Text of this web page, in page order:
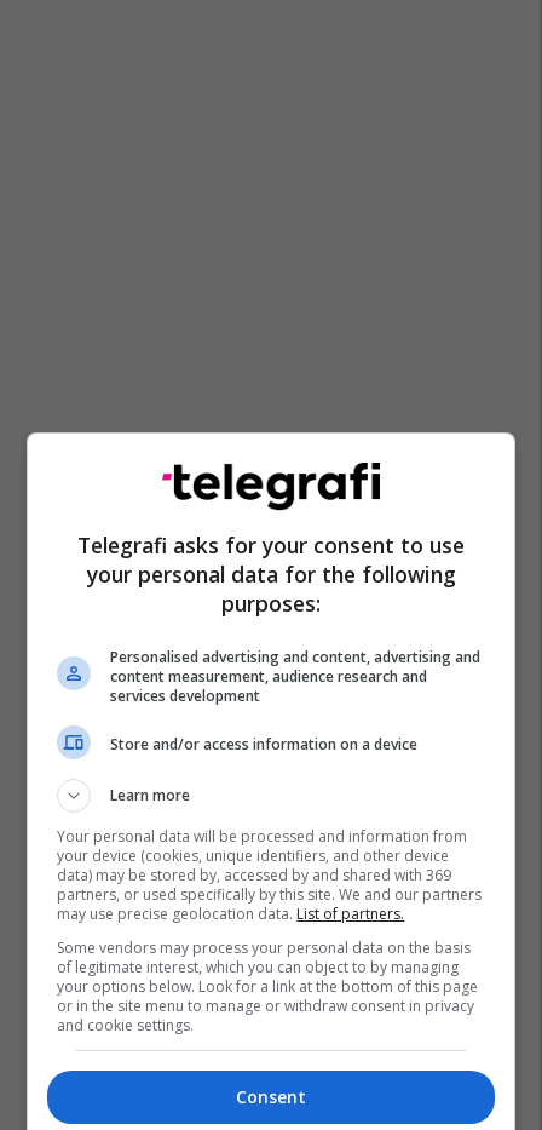
Ministria E Arsimit Dhe Shkencës - Maqedoni
Telegrafi asks for your consent to use
your personal data for the following
purposes:
Personalised advertising and content, advertising and
content measurement, audience research and
services development
Store and/or access information on a device
Learn more
Your personal data will be processed and information from
your device (cookies, unique identifiers, and other device
data) may be stored by, accessed by and shared with 369
partners, or used specifically by this site. We and our partners
may use precise geolocation data. List of partners.
Some vendors may process your personal data on the basis
of legitimate interest, which you can object to by managing
your options below. Look for a link at the bottom of this page
or in the site menu to manage or withdraw consent in privacy
and cookie settings.
Consent